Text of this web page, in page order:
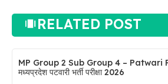
RELATED POST
MP Group 2 Sub Group 4 –
मध्यप्रदेश पटवारी भर्ती परीक्षा 2026